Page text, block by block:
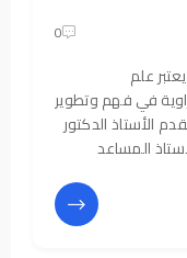
0
علم
في فهم وتطوير
الأستاذ الدكتور
المساعد